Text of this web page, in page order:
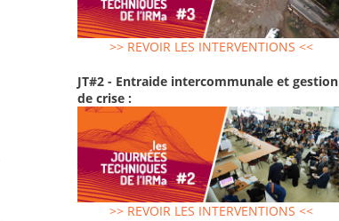
>> REVOIR LES INTERVENTIONS <<
JT#2 - Entraide intercommunale et gestion
de crise :
>> REVOIR LES INTERVENTIONS <<